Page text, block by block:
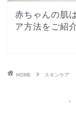
赤ちゃんの肌
ア方法をご紹
HOME スキンケア